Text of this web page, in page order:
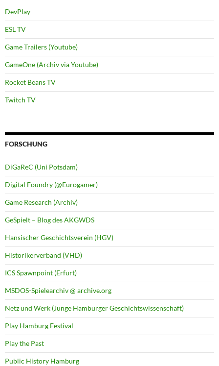
DevPlay
ESL TV
Game Trailers (Youtube)
GameOne (Archiv via Youtube)
Rocket Beans TV
Twitch TV
FORSCHUNG
DiGaReC (Uni Potsdam)
Digital Foundry (@Eurogamer)
Game Research (Archiv)
GeSpielt – Blog des AKGWDS
Hansischer Geschichtsverein (HGV)
Historikerverband (VHD)
ICS Spawnpoint (Erfurt)
MSDOS-Spielearchiv @ archive.org
Netz und Werk (Junge Hamburger Geschichtswissenschaft)
Play Hamburg Festival
Play the Past
Public History Hamburg